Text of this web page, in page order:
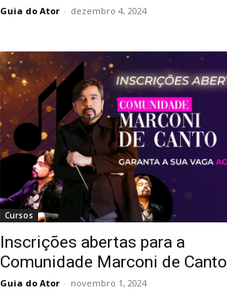
Guia do Ator - dezembro 4, 2024
Cursos
Inscrições abertas para a
Comunidade Marconi de Canto
Guia do Ator - novembro 1, 2024